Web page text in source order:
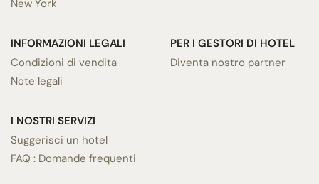
New York
INFORMAZIONI LEGALI
Condizioni di vendita
Note legali
I NOSTRI SERVIZI
Suggerisci un hotel
FAQ : Domande frequenti
PER I GESTORI DI HOTEL
Diventa nostro partner